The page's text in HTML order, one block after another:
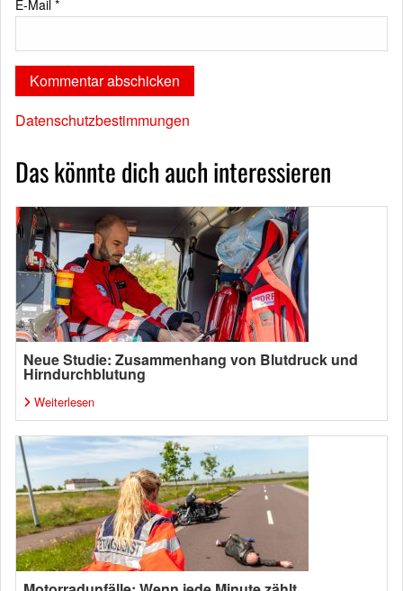
E-Mail *
Datenschutzbestimmungen
Das könnte dich auch interessieren
Neue Studie: Zusammenhang von Blutdruck und
Hirndurchblutung
Weiterlesen